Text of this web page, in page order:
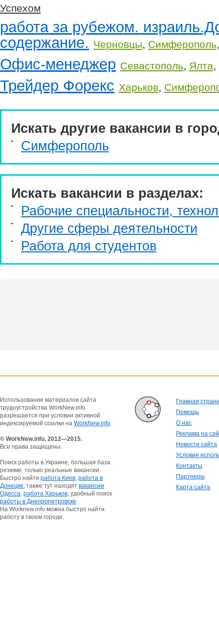
Успехом
работа за рубежом.
содержание. Черновцы, Симферополь
Офис-менеджер Севастополь, Ялта,
Трейдер Форекс Харьков,
Искать другие вакансии в
Симферополь
Искать вакансии в разделах:
Рабочие специальности,
Другие сферы деятельности
Работа для студентов
Использование материалов сайта
трудоустройства WorkNew.info
разрешается при условии активной
индексируемой ссылки на WorkNew.info
© WorkNew.info, 2012—2015.
Все права защищены.
Поиск работы в Украине, большая база
резюме, только реальные вакансии.
Быстро найти работа Киев, работа в
Донецке, также тут находят вакансии
Одесса, работа Харьков, удобный поиск
работы в Днепропетровске
На Worknew.info можна быстро найти
работу в твоем городе.
Главная
Помощь
О нас
Реклама на
Новости сайта
Условия
Контакты
Партнеры
Карта сайта